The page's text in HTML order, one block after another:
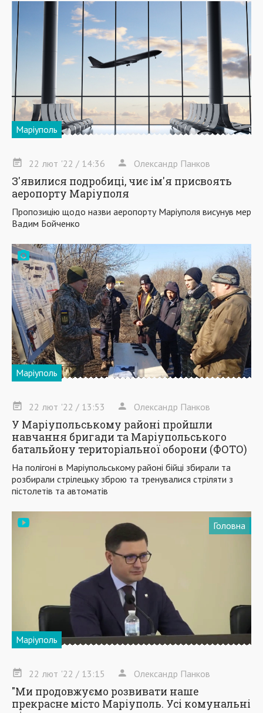
Маріуполь
22 лют '22 / 14:36 Олександр Панков
З'явилися подробиці, чиє ім'я присвоять
аеропорту Маріуполя
Пропозицію щодо назви аеропорту Маріуполя висунув мер
Вадим Бойченко
Маріуполь
22 лют '22 / 13:53 Олександр Панков
У Маріупольському районі пройшли
навчання бригади та Маріупольського
батальйону територіальної оборони (ФОТО)
На полігоні в Маріупольському районі бійці збирали та
розбирали стрілецьку зброю та тренувалися стріляти з
пістолетів та автоматів
Головна
Маріуполь
22 лют '22 / 13:15 Олександр Панков
"Ми продовжуємо розвивати наше
прекрасне місто Маріуполь. Усі комунальні